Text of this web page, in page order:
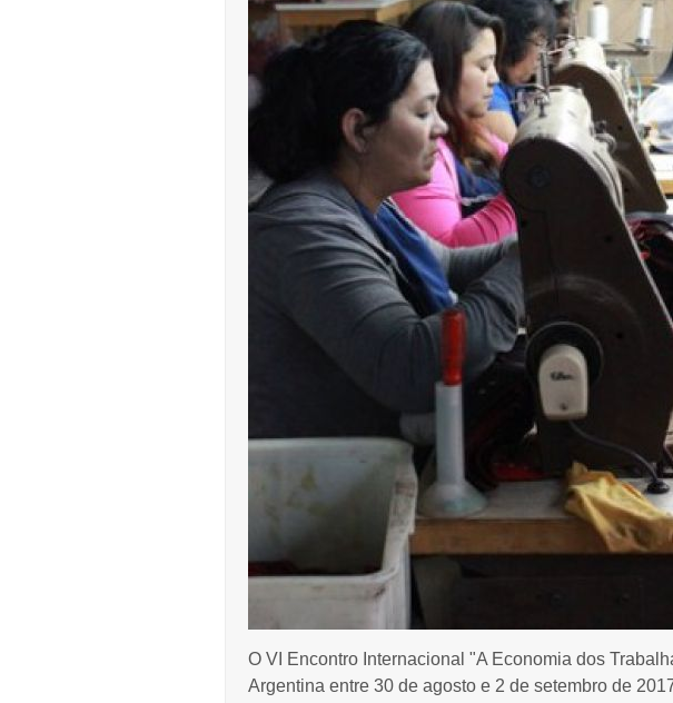
O VI Encontro Internacional "A Economia dos
Argentina entre 30 de agosto e 2 de setembro de